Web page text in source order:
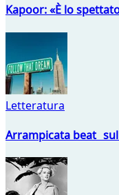
Kapoor: «È lo
Letteratura
Arrampicata beat